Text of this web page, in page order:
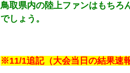
鳥取県内の陸上ファンはもちろ
でしょう。
※11/1追記（大会当日の結果速